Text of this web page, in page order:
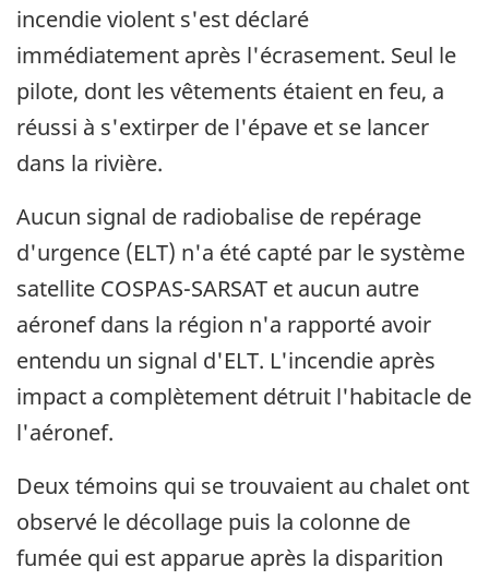
incendie violent s'est déclaré
immédiatement après l'écrasement. Seul le
pilote, dont les vêtements étaient en feu, a
réussi à s'extirper de l'épave et se lancer
dans la rivière.
Aucun signal de radiobalise de repérage
d'urgence (ELT) n'a été capté par le système
satellite COSPAS-SARSAT et aucun autre
aéronef dans la région n'a rapporté avoir
entendu un signal d'ELT. L'incendie après
impact a complètement détruit l'habitacle de
l'aéronef.
Deux témoins qui se trouvaient au chalet ont
observé le décollage puis la colonne de
fumée qui est apparue après la disparition